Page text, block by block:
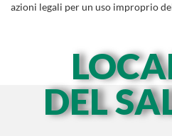
azioni legali per un uso improprio
DEL